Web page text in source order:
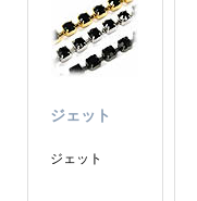
ジェット
ジェット